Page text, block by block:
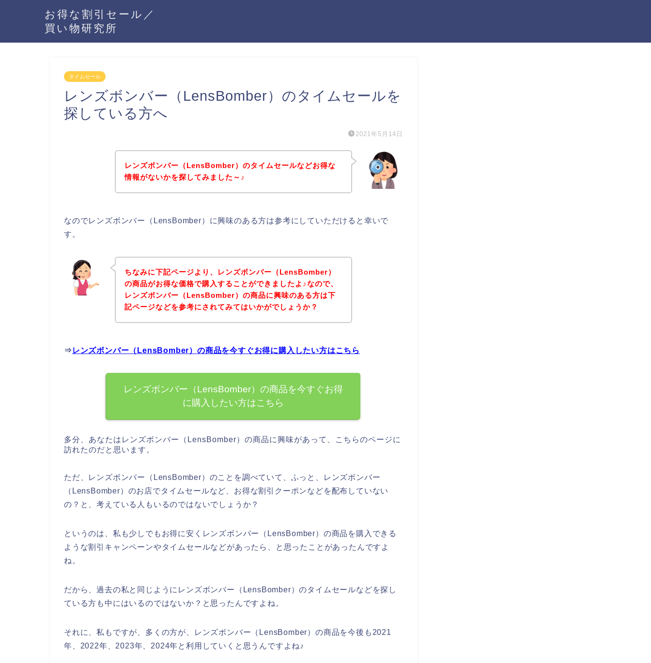
お得な割引セール／
買い物研究所
タイムセール
レンズボンバー（LensBomber）のタイムセールを
探している方へ
2021年5月14日
レンズボンバー（LensBomber）のタイムセールなどお得な
情報がないかを探してみました～♪
なのでレンズボンバー（LensBomber）に興味のある方は参考にしていただけると幸いで
す。
ちなみに下記ページより、レンズボンバー（LensBomber）
の商品がお得な価格で購入することができましたよ♪なので、
レンズボンバー（LensBomber）の商品に興味のある方は下
記ページなどを参考にされてみてはいかがでしょうか？
⇒ レンズボンバー（LensBomber）の商品を今すぐお得に購入したい方はこちら
レンズボンバー（LensBomber）の商品を今すぐお得
に購入したい方はこちら
多分、あなたはレンズボンバー（LensBomber）の商品に興味があって、こちらのページに
訪れたのだと思います。
ただ、レンズボンバー（LensBomber）のことを調べていて、ふっと、レンズボンバー
（LensBomber）のお店でタイムセールなど、お得な割引クーポンなどを配布していない
の？と、考えている人もいるのではないでしょうか？
というのは、私も少しでもお得に安くレンズボンバー（LensBomber）の商品を購入できる
ような割引キャンペーンやタイムセールなどがあったら、と思ったことがあったんですよ
ね。
だから、過去の私と同じようにレンズボンバー（LensBomber）のタイムセールなどを探し
ている方も中にはいるのではないか？と思ったんですよね。
それに、私もですが、多くの方が、レンズボンバー（LensBomber）の商品を今後も2021
年、2022年、2023年、2024年と利用していくと思うんですよね♪